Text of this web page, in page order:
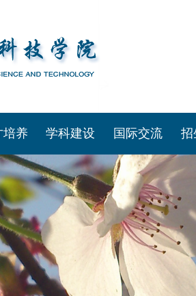
培养 学科建设 国际交流 招